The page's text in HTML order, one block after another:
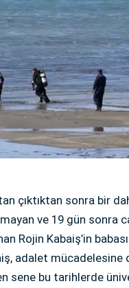
çıktıktan sonra bir
ve 19 gün sonra
Rojin Kabaiş’in
adalet mücadelesine
sene bu tarihlerde